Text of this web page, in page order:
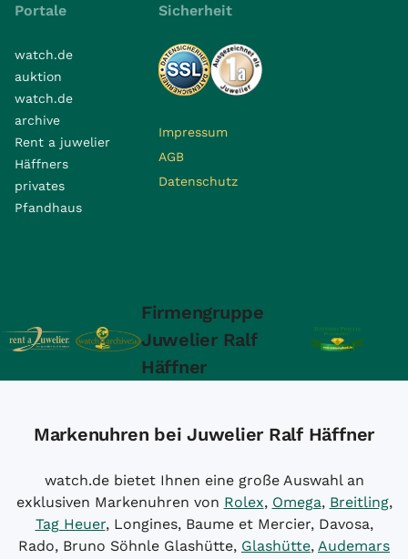
Portale
watch.de
auktion
watch.de
archive
Rent a juwelier
Häffners
privates
Pfandhaus
Sicherheit
Impressum
AGB
Datenschutz
Firmengruppe
Juwelier Ralf
Häffner
Markenuhren bei Juwelier Ralf Häffner
watch.de bietet Ihnen eine große Auswahl an
exklusiven Markenuhren von Rolex, Omega, Breitling,
Tag Heuer, Longines, Baume et Mercier, Davosa,
Rado, Bruno Söhnle Glashütte, Glashütte, Audemars